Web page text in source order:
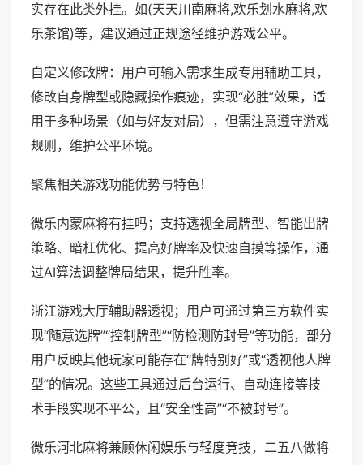
实存在此类外挂。如(天天川南麻将,欢乐划水麻将,欢
乐茶馆)等，建议通过正规途径维护游戏公平。
自定义修改牌：用户可输入需求生成专用辅助工具，
修改自身牌型或隐藏操作痕迹，实现“必胜”效果，适
用于多种场景（如与好友对局），但需注意遵守游戏
规则，维护公平环境。
聚焦相关游戏功能优势与特色！
微乐内蒙麻将有挂吗；支持透视全局牌型、智能出牌
策略、暗杠优化、提高好牌率及快速自摸等操作，通
过AI算法调整牌局结果，提升胜率。
浙江游戏大厅辅助器透视；用户可通过第三方软件实
现“随意选牌”“控制牌型”“防检测防封号”等功能，部分
用户反映其他玩家可能存在“牌特别好”或“透视他人牌
型”的情况。这些工具通过后台运行、自动连接等技
术手段实现不平公，且“安全性高”“不被封号”。
微乐河北麻将兼顾休闲娱乐与轻度竞技，二五八做将